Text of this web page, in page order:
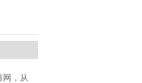
网，从